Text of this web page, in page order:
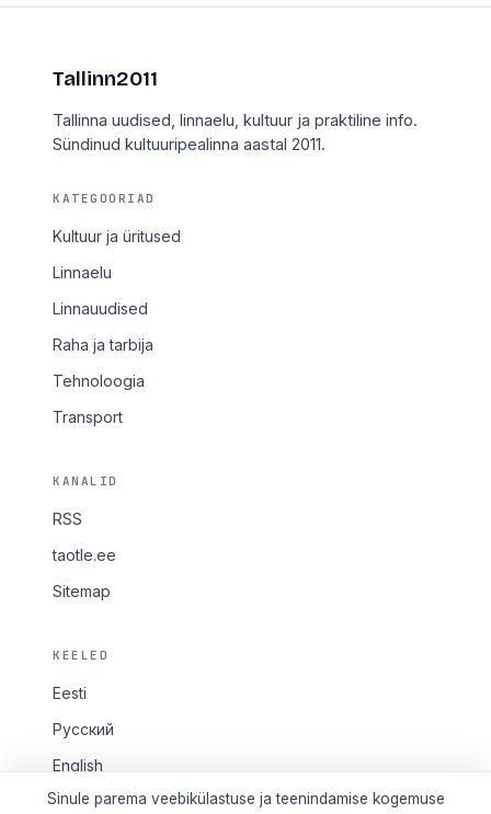
Tallinn2011
Tallinna uudised, linnaelu, kultuur ja praktiline info.
Sündinud kultuuripealinna aastal 2011.
KATEGOORIAD
Kultuur ja üritused
Linnaelu
Linnauudised
Raha ja tarbija
Tehnoloogia
Transport
KANALID
RSS
taotle.ee
Sitemap
KEELED
Eesti
Русский
English
Sinule parema veebikülastuse ja teenindamise kogemuse